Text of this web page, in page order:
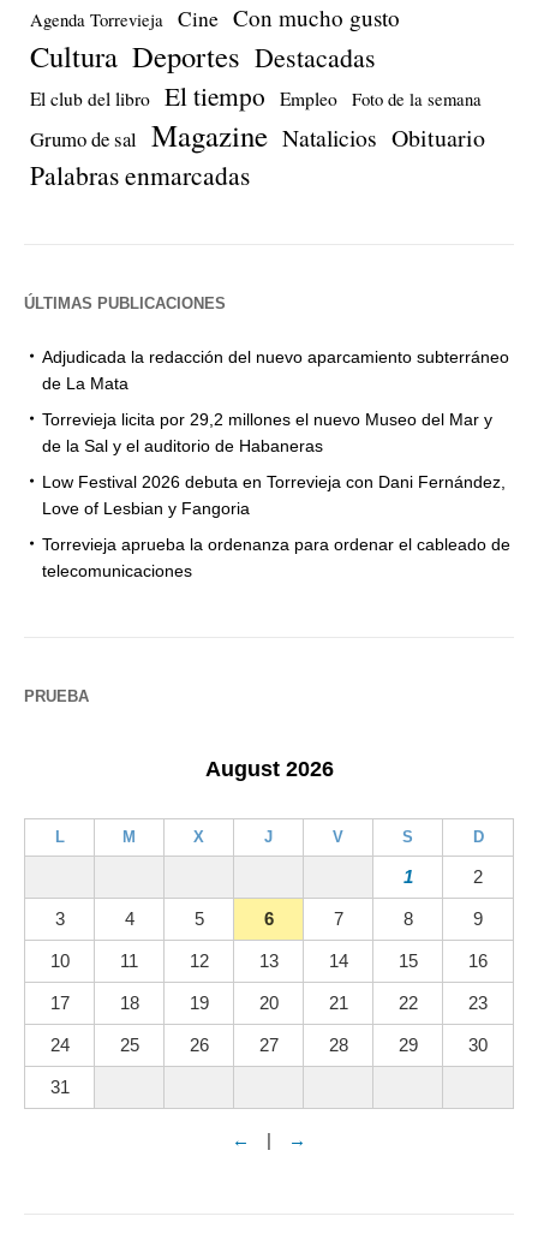
Agenda Torrevieja Cine Con mucho gusto
Cultura Deportes Destacadas
El club del libro El tiempo Empleo Foto de la semana
Grumo de sal Magazine Natalicios Obituario
Palabras enmarcadas
ÚLTIMAS PUBLICACIONES
Adjudicada la redacción del nuevo aparcamiento subterráneo
de La Mata
Torrevieja licita por 29,2 millones el nuevo Museo del Mar y
de la Sal y el auditorio de Habaneras
Low Festival 2026 debuta en Torrevieja con Dani Fernández,
Love of Lesbian y Fangoria
Torrevieja aprueba la ordenanza para ordenar el cableado de
telecomunicaciones
PRUEBA
August 2026
L M X J V S D
1 2
3 4 5 6 7 8 9
10 11 12 13 14 15 16
17 18 19 20 21 22 23
24 25 26 27 28 29 30
31
← | →